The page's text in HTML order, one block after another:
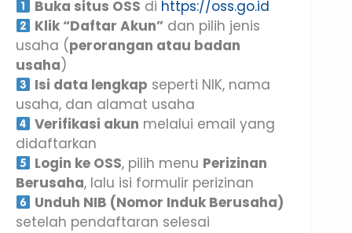
Buka situs OSS di https://oss.go.id
Klik “Daftar Akun” dan pilih jenis
usaha (perorangan atau badan
usaha)
Isi data lengkap seperti NIK, nama
usaha, dan alamat usaha
Verifikasi akun melalui email yang
didaftarkan
Login ke OSS, pilih menu Perizinan
Berusaha, lalu isi formulir perizinan
Unduh NIB (Nomor Induk Berusaha)
setelah pendaftaran selesai